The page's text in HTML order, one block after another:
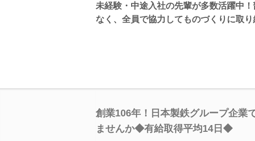
未経験・中途入社の先輩が多数活躍中
なく、全員で協力してものづくりに取り
創業106年！日本製鉄グループ企業
ませんか◆有給取得平均14日◆